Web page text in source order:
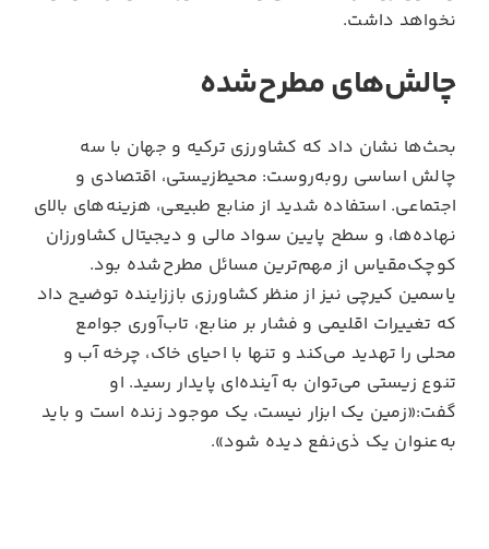
نخواهد داشت.
چالش‌های مطرح‌شده
بحث‌ها نشان داد که کشاورزی ترکیه و جهان با سه
چالش اساسی روبه‌روست: محیط‌زیستی، اقتصادی و
اجتماعی. استفاده شدید از منابع طبیعی، هزینه‌های بالای
نهاده‌ها، و سطح پایین سواد مالی و دیجیتال کشاورزان
کوچک‌مقیاس از مهم‌ترین مسائل مطرح‌شده بود.
یاسمین کیرچی نیز از منظر کشاورزی باززاینده توضیح داد
که تغییرات اقلیمی و فشار بر منابع، تاب‌آوری جوامع
محلی را تهدید می‌کند و تنها با احیای خاک، چرخه آب و
تنوع زیستی می‌توان به آینده‌ای پایدار رسید. او
گفت:«زمین یک ابزار نیست، یک موجود زنده است و باید
به‌عنوان یک ذی‌نفع دیده شود».